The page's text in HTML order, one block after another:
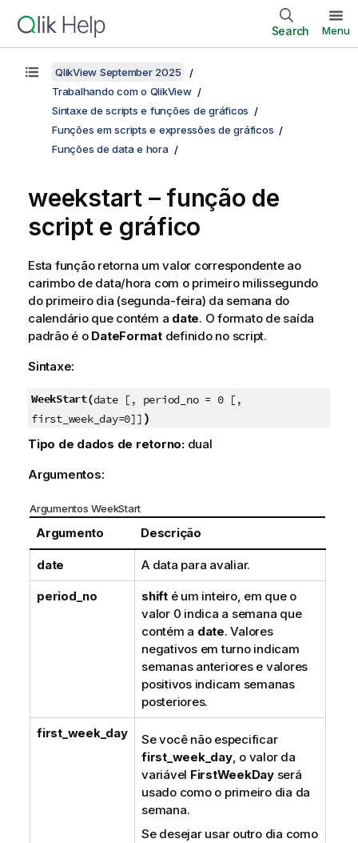
Search Menu
QlikView September 2025
Trabalhando com o QlikView
Sintaxe de scripts e funções de gráficos
Funções em scripts e expressões de gráficos
Funções de data e hora
weekstart – função de
script e gráfico
Esta função retorna um valor correspondente ao
carimbo de data/hora com o primeiro milissegundo
do primeiro dia (segunda-feira) da semana do
calendário que contém a date. O formato de saída
padrão é o DateFormatdefinido no script.
Sintaxe:
WeekStart(date [, period_no = 0 [,
first_week_day=0]] )
Tipo de dados de retorno:dual
Argumentos:
Argumentos WeekStart
Argumento Descrição
date A data para avaliar.
period_no shifté um inteiro, em que o
valor 0 indica a semana que
contém a date. Valores
negativos em turno indicam
semanas anteriores e valores
positivos indicam semanas
posteriores.
first_week_day
Se você não especificar
first_week_day, o valor da
variável FirstWeekDayserá
usado como o primeiro dia da
semana.
Se desejar usar outro dia como